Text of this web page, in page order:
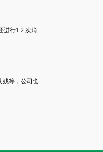
进行1-2 次消
残等，公司也